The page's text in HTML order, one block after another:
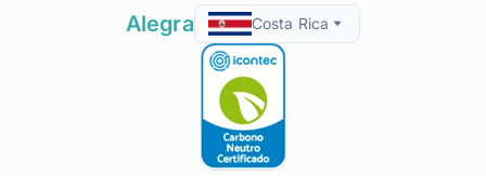
Alegra Costa Rica